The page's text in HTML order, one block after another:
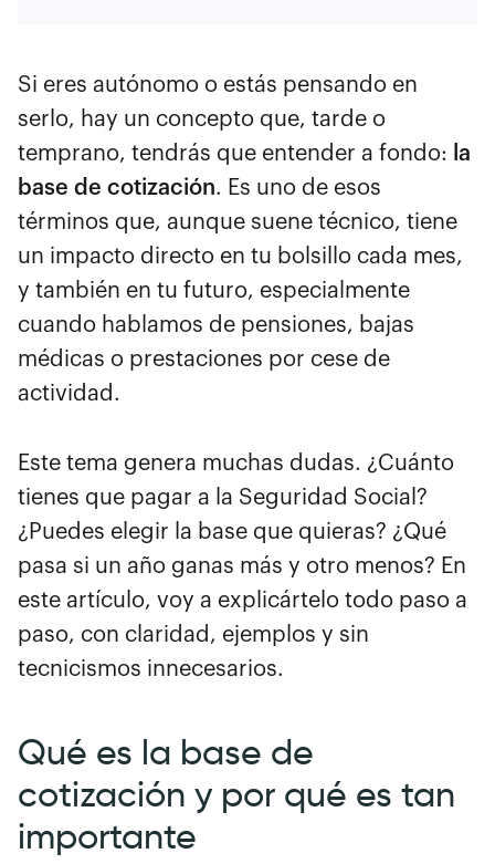
Si eres autónomo o estás pensando en
serlo, hay un concepto que, tarde o
temprano, tendrás que entender a fondo: la
base de cotización. Es uno de esos
términos que, aunque suene técnico, tiene
un impacto directo en tu bolsillo cada mes,
y también en tu futuro, especialmente
cuando hablamos de pensiones, bajas
médicas o prestaciones por cese de
actividad.
Este tema genera muchas dudas. ¿Cuánto
tienes que pagar a la Seguridad Social?
¿Puedes elegir la base que quieras? ¿Qué
pasa si un año ganas más y otro menos? En
este artículo, voy a explicártelo todo paso a
paso, con claridad, ejemplos y sin
tecnicismos innecesarios.
Qué es la base de
cotización y por qué es tan
importante